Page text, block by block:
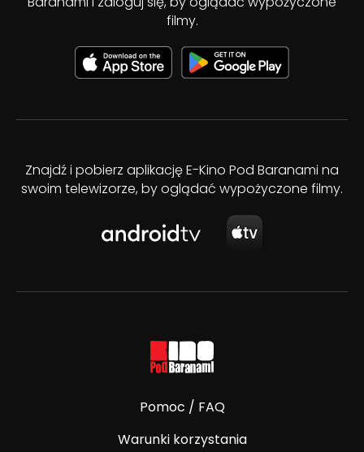
filmy.
Znajdź i pobierz aplikację E-Kino Pod Baranami na
swoim telewizorze, by oglądać wypożyczone filmy.
Pomoc / FAQ
Warunki korzystania